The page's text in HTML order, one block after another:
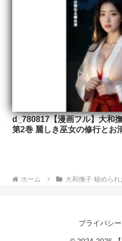
d_780817【漫画フル】大和
第2巻 麗しき巫女の修行とお
ホーム 大和撫子 秘めら
プライバシ